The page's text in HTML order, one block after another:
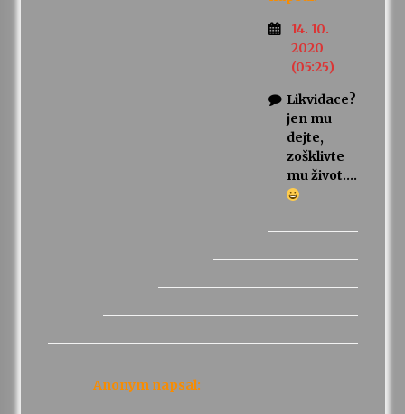
14. 10.
2020
(05:25)
Likvidace?
jen mu
dejte,
zošklivte
mu život….
Anonym napsal: